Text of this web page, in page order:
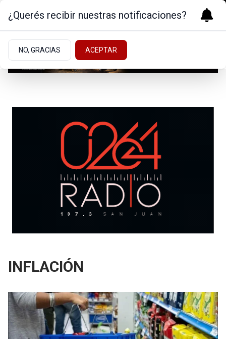
INFLACIÓN
¿Querés recibir nuestras notificaciones?
NO, GRACIAS ACEPTAR